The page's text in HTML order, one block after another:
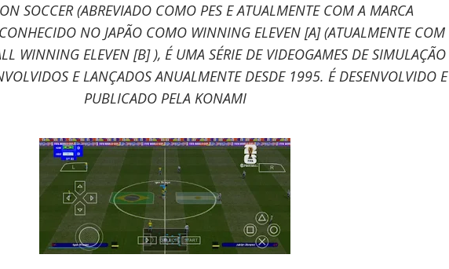
SOCCER (ABREVIADO COMO PES E ATUALMENTE COM A MARCA
NO JAPÃO COMO WINNING ELEVEN [A] (ATUALMENTE COM
WINNING ELEVEN [B] ), É UMA SÉRIE DE VIDEOGAMES DE SIMULAÇÃO
E LANÇADOS ANUALMENTE DESDE 1995. É DESENVOLVIDO E
PUBLICADO PELA KONAMI